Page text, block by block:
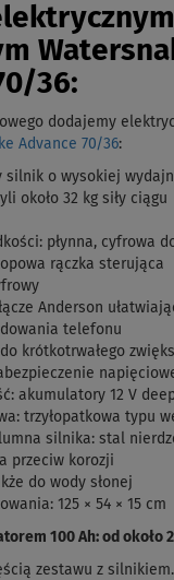
36:
dodajemy
Advance 70/36:
silnik o wysokiej
około 32 kg siły ciągu
płynna, cyfrowa
rączka sterująca
Anderson
telefonu
do krótkotrwałego
akumulatory 12 V
trzyłopatkowa typu
silnika: stal
przeciw korozji
do wody słonej
125 × 54 × 15 cm
100 Ah: od około
zestawu z